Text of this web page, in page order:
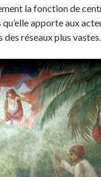
la fonction de
apporte aux
des réseaux plus vastes.